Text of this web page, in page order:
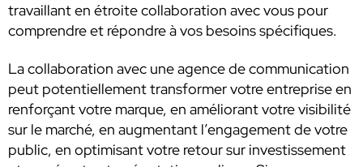
travaillant en étroite collaboration avec vous pour
comprendre et répondre à vos besoins spécifiques.
La collaboration avec une agence de communication
peut potentiellement transformer votre entreprise en
renforçant votre marque, en améliorant votre visibilité
sur le marché, en augmentant l’engagement de votre
public, en optimisant votre retour sur investissement